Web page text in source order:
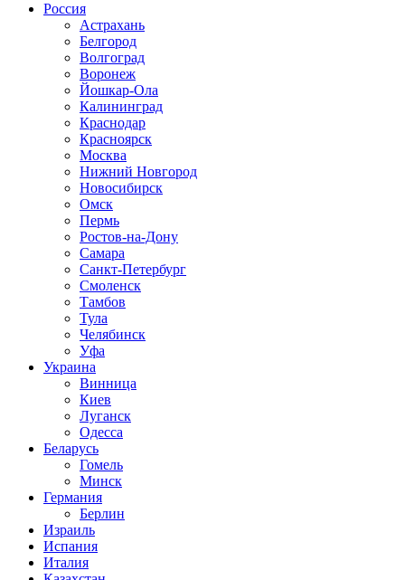
Россия
Астрахань
Белгород
Волгоград
Воронеж
Йошкар-Ола
Калининград
Краснодар
Красноярск
Москва
Нижний Новгород
Новосибирск
Омск
Пермь
Ростов-на-Дону
Самара
Санкт-Петербург
Смоленск
Тамбов
Тула
Челябинск
Уфа
Украина
Винница
Киев
Луганск
Одесса
Беларусь
Гомель
Минск
Германия
Берлин
Израиль
Испания
Италия